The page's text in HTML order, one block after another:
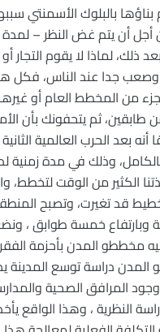
بناؤها بالبلوك
أن يتم غض النظر –
ذلك، لماذا لا يقوم التجار
جدا عند الناس، فكل
من المخطط العام أو
طابقين، ثم يتحفونك بأن
بعد الحرب العالمية
وذلك في مدة زمنية لم
الكثير من الوقت لتخطط،
قد تغيرت، وتصبح
وبارتفاع خمسة طوابق ،
مخططو المدن بأحزمة
دراسة توسع المدينة
المرافق الصحية
النظرية ، وهذا الواقع